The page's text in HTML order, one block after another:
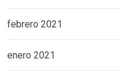
febrero 2021
enero 2021